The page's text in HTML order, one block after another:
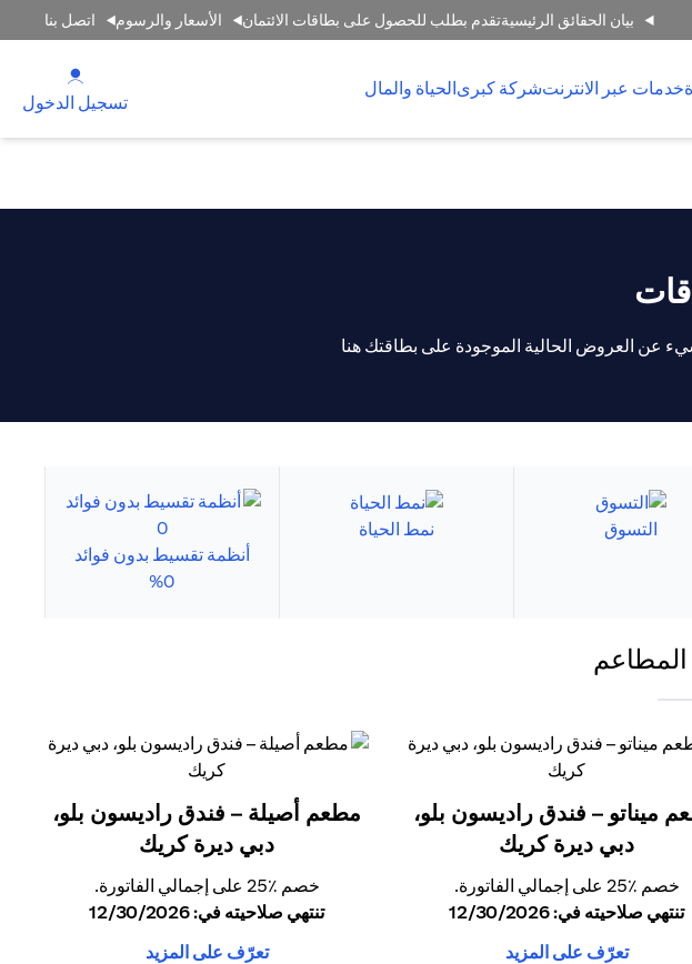
بيان الحقائق الرئيسيةتقدم بطلب للحصول على بطاقات الائتمان الأسعار والرسوم اتصل بنا
خدمات عبر الانترنتشركة كبرىالحياة والمال
تسجيل الدخول
العروض الحالية الموجودة على بطاقتك هنا
التسوق
نمط الحياة
أنظمة تقسيط بدون فوائد
0%
ميناتو – فندق راديسون بلو،
دبي ديرة كريك
خصم ٪25 على إجمالي الفاتورة.
تنتهي صلاحيته في: 12/30/2026
تعرّف على المزيد
مطعم أصيلة – فندق راديسون بلو،
دبي ديرة كريك
خصم ٪25 على إجمالي الفاتورة.
تنتهي صلاحيته في: 12/30/2026
تعرّف على المزيد